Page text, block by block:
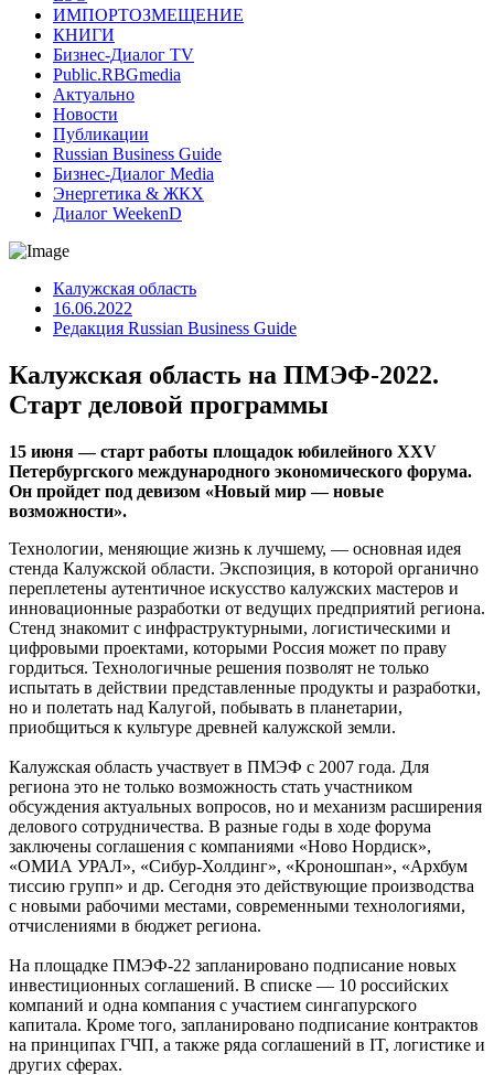
ИМПОРТОЗМЕЩЕНИЕ
КНИГИ
Бизнес-Диалог TV
Public.RBGmedia
Актуально
Новости
Публикации
Russian Business Guide
Бизнес-Диалог Media
Энергетика & ЖКХ
Диалог WeekenD
Калужская область
16.06.2022
Редакция Russian Business Guide
Калужская область на ПМЭФ-2022.
Старт деловой программы
15 июня — старт работы площадок юбилейного XXV
Петербургского международного экономического форума.
Он пройдет под девизом «Новый мир — новые
возможности».
Технологии, меняющие жизнь к лучшему, — основная идея
стенда Калужской области. Экспозиция, в которой органично
переплетены аутентичное искусство калужских мастеров и
инновационные разработки от ведущих предприятий региона.
Стенд знакомит с инфраструктурными, логистическими и
цифровыми проектами, которыми Россия может по праву
гордиться. Технологичные решения позволят не только
испытать в действии представленные продукты и разработки,
но и полетать над Калугой, побывать в планетарии,
приобщиться к культуре древней калужской земли.
Калужская область участвует в ПМЭФ с 2007 года. Для
региона это не только возможность стать участником
обсуждения актуальных вопросов, но и механизм расширения
делового сотрудничества. В разные годы в ходе форума
заключены соглашения с компаниями «Ново Нордиск»,
«ОМИА УРАЛ», «Сибур-Холдинг», «Кроношпан», «Архбум
тиссию групп» и др. Сегодня это действующие производства
с новыми рабочими местами, современными технологиями,
отчислениями в бюджет региона.
На площадке ПМЭФ-22 запланировано подписание новых
инвестиционных соглашений. В списке — 10 российских
компаний и одна компания с участием сингапурского
капитала. Кроме того, запланировано подписание контрактов
на принципах ГЧП, а также ряда соглашений в IT, логистике и
других сферах.